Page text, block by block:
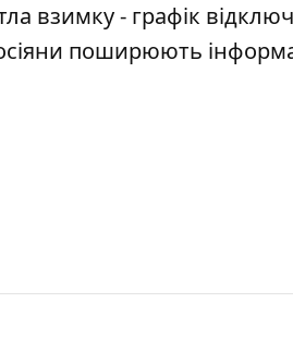
взимку - графік
поширюють